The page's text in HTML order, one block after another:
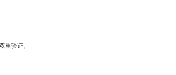
重验证。